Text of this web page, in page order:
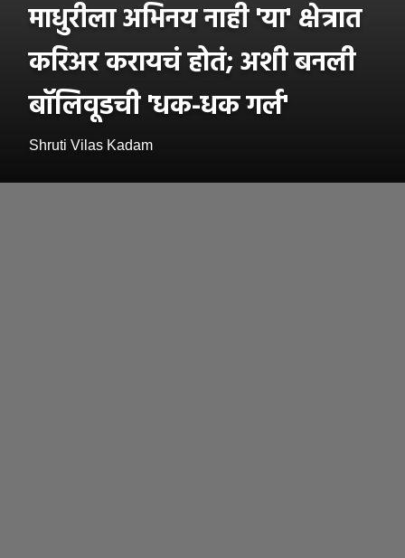
माधुरीला अभिनय नाही 'या' क्षेत्रात
करिअर करायचं होतं; अशी बनली
बॉलिवूडची 'धक-धक गर्ल'
Shruti Vilas Kadam